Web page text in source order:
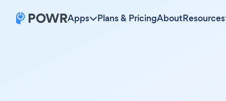
Apps Plans & PricingAboutResources